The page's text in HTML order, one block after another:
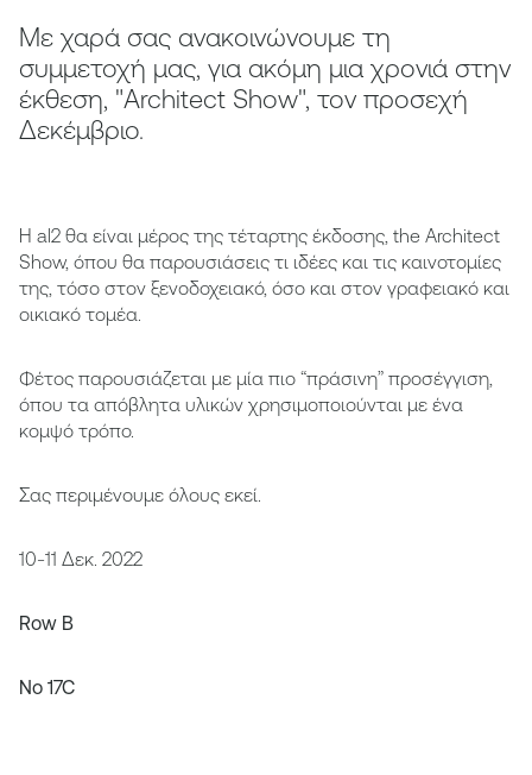
Με χαρά σας ανακοινώνουμε τη
συμμετοχή μας, για ακόμη μια χρονιά στην
έκθεση, "Architect Show", τον προσεχή
Δεκέμβριο.
Η al2 θα είναι μέρος της τέταρτης έκδοσης, the Architect
Show, όπου θα παρουσιάσεις τι ιδέες και τις καινοτομίες
της, τόσο στον ξενοδοχειακό, όσο και στον γραφειακό και
οικιακό τομέα.
Φέτος παρουσιάζεται με μία πιο “πράσινη” προσέγγιση,
όπου τα απόβλητα υλικών χρησιμοποιούνται με ένα
κομψό τρόπο.
Σας περιμένουμε όλους εκεί.
10-11 Δεκ. 2022
Row B
No 17C